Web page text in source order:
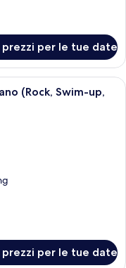
prezzi per le tue date
moderna con piscina
(Rock, Swim-up,
prezzi per le tue date